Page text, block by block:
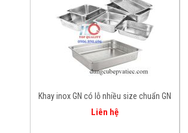
Khay inox GN có lỗ nhiều size chuẩn GN
bền đẹp, nhiều size có sẵn GN 1/1 1/2
Liên hệ